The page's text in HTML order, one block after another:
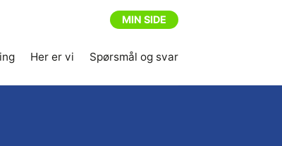
MIN SIDE
Her er vi Spørsmål og svar